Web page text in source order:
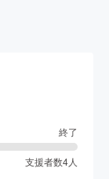
終了
支援者数4人